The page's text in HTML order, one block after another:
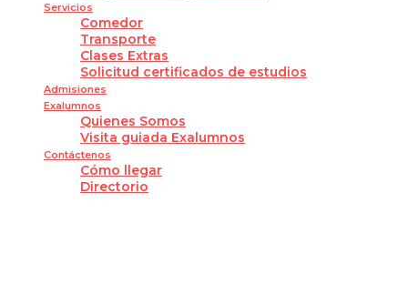
Servicios
Comedor
Transporte
Clases Extras
Solicitud certificados de estudios
Admisiones
Exalumnos
Quienes Somos
Visita guiada Exalumnos
Contáctenos
Cómo llegar
Directorio